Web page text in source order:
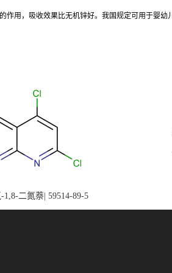
用，吸收效果比无机锌好。我国规定可用于婴
1,8-二氮萘| 59514-89-5